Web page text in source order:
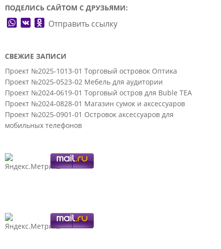
ПОДЕЛИСЬ САЙТОМ С ДРУЗЬЯМИ:
WhatsApp
VK Odnoklassniki
Отправить ссылку
СВЕЖИЕ ЗАПИСИ
Проект №2025-1013-01 Торговый островок Оптика
Проект №2025-0523-02 Мебель для аудитории
Проект №2024-0619-01 Торговый остров для Buble TEA
Проект №2024-0828-01 Магазин сумок и аксессуаров
Проект №2025-0901-01 Островок аксессуаров для
мобильных телефонов